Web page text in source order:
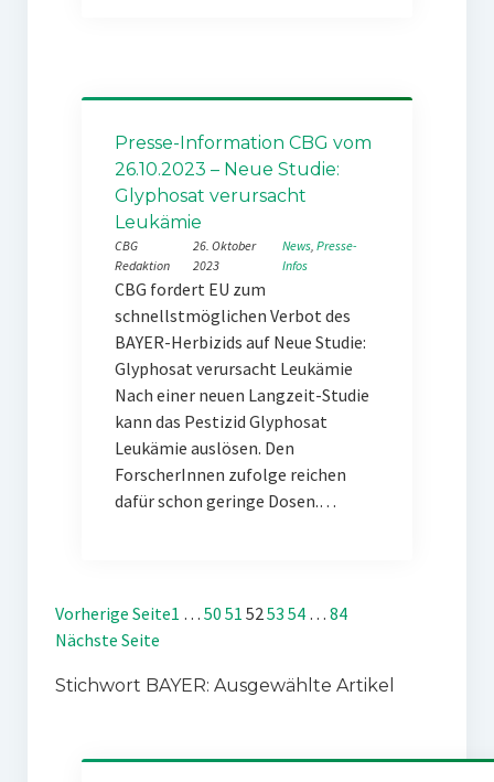
Presse-Information CBG vom
26.10.2023 – Neue Studie:
Glyphosat verursacht
Leukämie
CBG
Redaktion
26. Oktober
2023
News, Presse-
Infos
CBG fordert EU zum
schnellstmöglichen Verbot des
BAYER-Herbizids auf Neue Studie:
Glyphosat verursacht Leukämie
Nach einer neuen Langzeit-Studie
kann das Pestizid Glyphosat
Leukämie auslösen. Den
ForscherInnen zufolge reichen
dafür schon geringe Dosen.…
Vorherige Seite1 … 50 51 5253 54 … 84
Nächste Seite
Stichwort BAYER: Ausgewählte Artikel